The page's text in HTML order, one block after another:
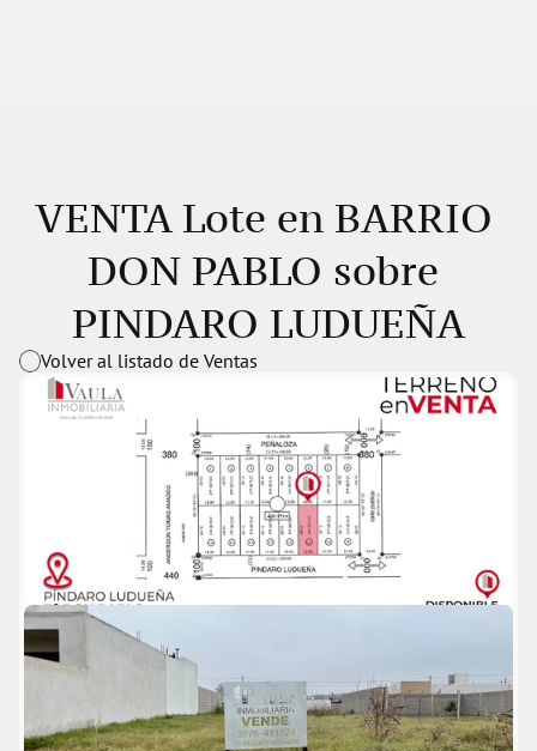
VENTA Lote en BARRIO
DON PABLO sobre
PINDARO LUDUEÑA
Volver al listado de Ventas